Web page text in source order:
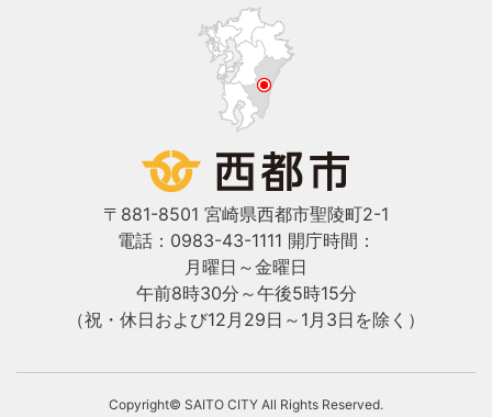
〒881-8501 宮崎県西都市聖陵町2-1
電話：0983-43-1111 開庁時間：
月曜日～金曜日
午前8時30分～午後5時15分
（祝・休日および12月29日～1月3日を除く）
Copyright© SAITO CITY All Rights Reserved.